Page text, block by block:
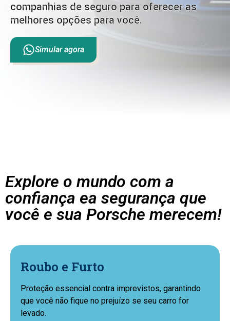
companhias de seguro para oferecer as
melhores opções para você.
Simular agora
Explore o mundo com a
confiança ea segurança que
você e sua Porsche merecem!
Roubo e Furto
Proteção essencial contra imprevistos, garantindo
que você não fique no prejuízo se seu carro for
levado.